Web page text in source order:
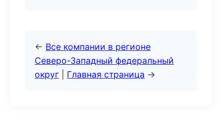
← Все компании в регионе
Северо-Западный федеральный
округ
Главная страница →